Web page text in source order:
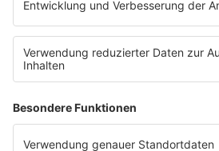
Podcast
The Story / 80s80s
Peters Pop Stories - Der Podcast
The Story / Loveparade
The Story / George Michael
The Story / Depeche Mode